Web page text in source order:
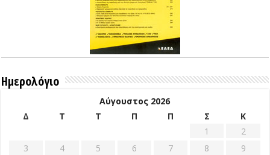
Ημερολόγιο
Αύγουστος 2026
Δ
Τ Τ Π Π Σ
Κ
1
2
3
4 5 6 7 8
9